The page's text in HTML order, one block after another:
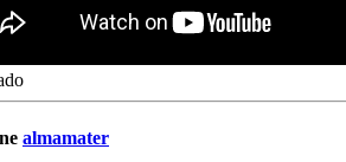
almamater